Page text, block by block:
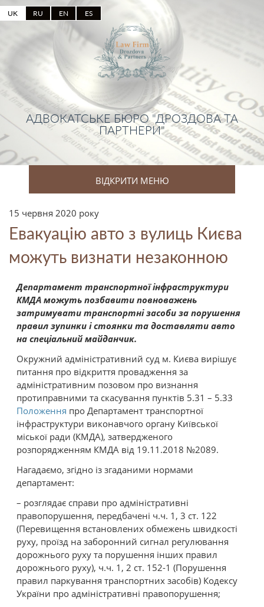
UK RU EN ES
АДВОКАТСЬКЕ БЮРО "ДРОЗДОВА ТА
ПАРТНЕРИ"
ВІДКРИТИ МЕНЮ
15 червня 2020 року
Евакуацію авто з вулиць Києва
можуть визнати незаконною
Департамент транспортної інфраструктури
КМДА можуть позбавити повноважень
затримувати транспортні засоби за порушення
правил зупинки і стоянки та доставляти авто
на спеціальний майданчик.
Окружний адміністративний суд м. Києва вирішує
питання про відкриття провадження за
адміністративним позовом про визнання
протиправними та скасування пунктів 5.31 – 5.33
Положення про Департамент транспортної
інфраструктури виконавчого органу Київської
міської ради (КМДА), затвердженого
розпорядженням КМДА від 19.11.2018 №2089.
Нагадаємо, згідно із згаданими нормами
департамент:
– розглядає справи про адміністративні
правопорушення, передбачені ч.ч. 1, 3 ст. 122
(Перевищення встановлених обмежень швидкості
руху, проїзд на заборонний сигнал регулювання
дорожнього руху та порушення інших правил
дорожнього руху), ч.ч. 1, 2 ст. 152-1 (Порушення
правил паркування транспортних засобів) Кодексу
України про адміністративні правопорушення;